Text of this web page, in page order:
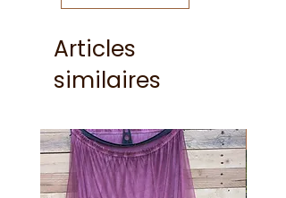
Articles
similaires